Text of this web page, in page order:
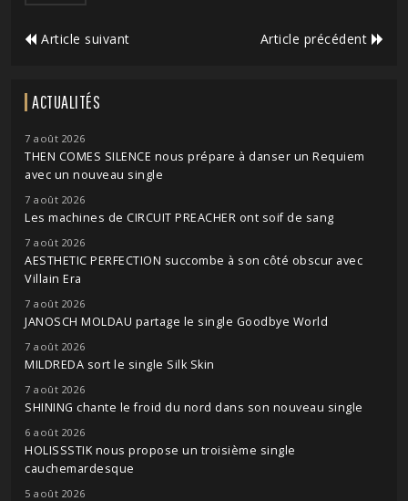
Article suivant Article précédent
ACTUALITÉS
7 août 2026
THEN COMES SILENCE nous prépare à danser un Requiem
avec un nouveau single
7 août 2026
Les machines de CIRCUIT PREACHER ont soif de sang
7 août 2026
AESTHETIC PERFECTION succombe à son côté obscur avec
Villain Era
7 août 2026
JANOSCH MOLDAU partage le single Goodbye World
7 août 2026
MILDREDA sort le single Silk Skin
7 août 2026
SHINING chante le froid du nord dans son nouveau single
6 août 2026
HOLISSSTIK nous propose un troisième single
cauchemardesque
5 août 2026